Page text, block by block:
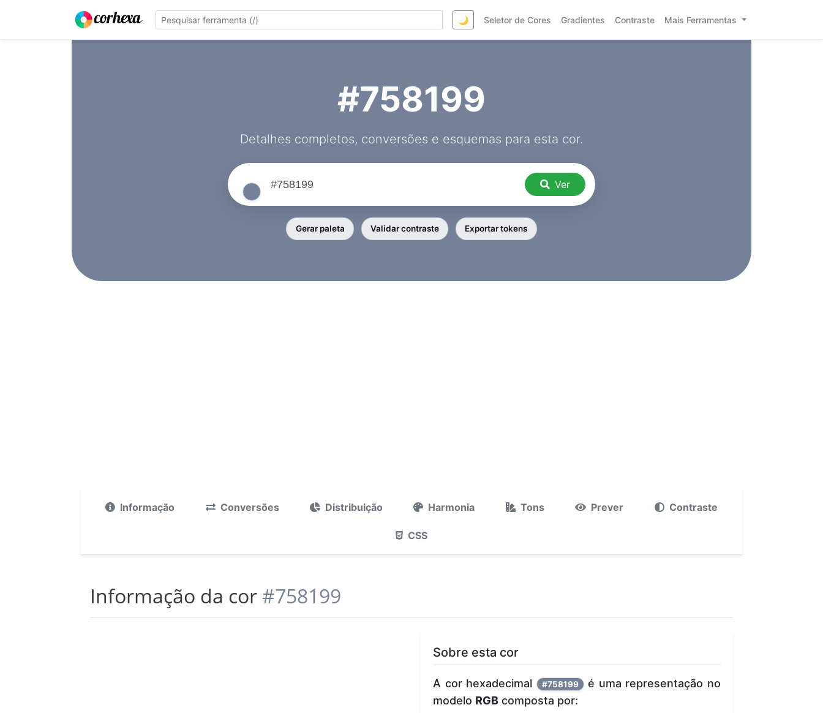
🌙 Seletor de Cores Gradientes Contraste Mais Ferramentas
#758199
Detalhes completos, conversões e esquemas para esta cor.
Ver
Gerar paleta Validar contraste Exportar tokens
Informação Conversões Distribuição Harmonia Tons Prever Contraste
CSS
Informação da cor#758199
Sobre esta cor
A cor hexadecimal #758199 é uma representação no
modelo RGB composta por: